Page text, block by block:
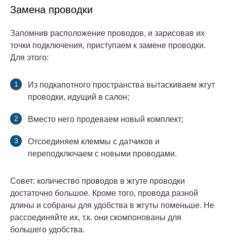
Замена проводки
Запомнив расположение проводов, и зарисовав их
точки подключения, приступаем к замене проводки.
Для этого:
Из подкапотного пространства вытаскиваем жгут
проводки, идущий в салон;
Вместо него продеваем новый комплект;
Отсоединяем клеммы с датчиков и
переподключаем с новыми проводами.
Совет: количество проводов в жгуте проводки
достаточно большое. Кроме того, провода разной
длины и собраны для удобства в жгуты поменьше. Не
рассоединяйте их, т.к. они скомпонованы для
большего удобства.